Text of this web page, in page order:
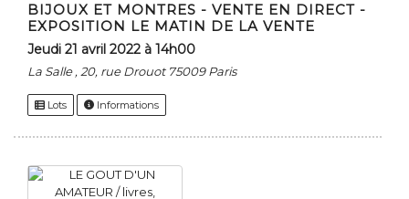
BIJOUX ET MONTRES - VENTE EN DIRECT -
EXPOSITION LE MATIN DE LA VENTE
jeudi 21 avril 2022 à 14h00
La Salle , 20, rue Drouot 75009 Paris
Lots Informations